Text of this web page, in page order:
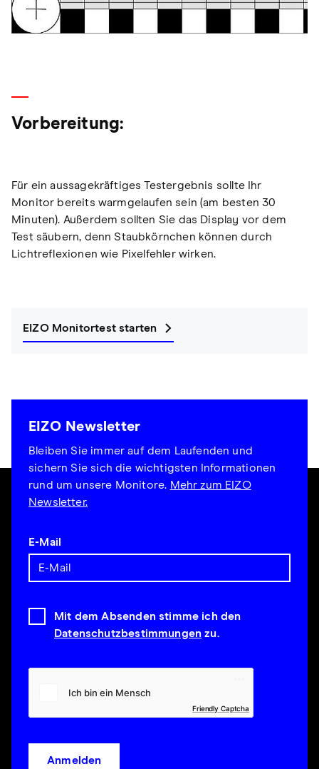
Vorbereitung:
Für ein aussagekräftiges Testergebnis sollte Ihr
Monitor bereits warmgelaufen sein (am besten 30
Minuten). Außerdem sollten Sie das Display vor dem
Test säubern, denn Staubkörnchen können durch
Lichtreflexionen wie Pixelfehler wirken.
EIZO Monitortest starten
EIZO Newsletter
Bleiben Sie immer auf dem Laufenden und
sichern Sie sich die wichtigsten Informationen
rund um unsere Monitore. Mehr zum EIZO
Newsletter.
E-Mail
Mit dem Absenden stimme ich den
Datenschutzbestimmungen zu.
Friendly Captcha
Anmelden